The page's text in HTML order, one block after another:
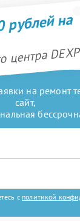
рублей на
центра DEXP
на ремонт
сайт,
с политикой